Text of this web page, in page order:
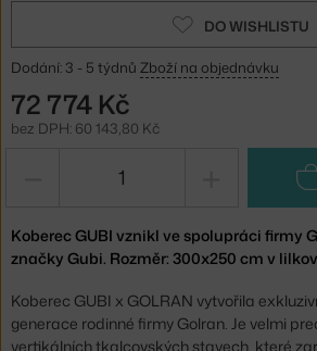
DO WISHLISTU
Dodání: 3 - 5 týdnů Zboží na objednávku
72 774 Kč
bez DPH: 60 143,80 Kč
Koberec GUBI vznikl ve spolupráci firmy
značky Gubi. Rozměr: 300x250 cm v
Koberec GUBI x GOLRAN vytvořila
generace rodinné firmy Golran. Je velmi
vertikálních tkalcovských stavech, které